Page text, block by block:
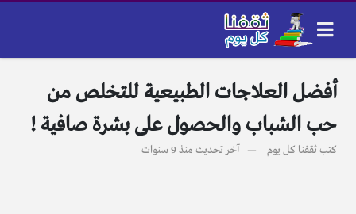
أفضل العلاجات الطبيعية للتخلص من
حب الشباب والحصول على بشرة صافية !
كتبثقفنا كل يوم آخر تحديث منذ 9 سنوات